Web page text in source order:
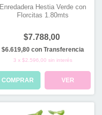
Enredadera Hestia Verde con
Florcitas 1.80mts
$7.788,00
$6.619,80 con Transferencia
3 x $2.596,00 sin interés
COMPRAR VER